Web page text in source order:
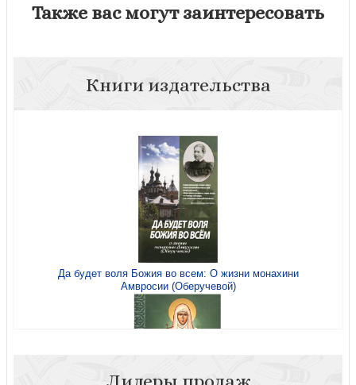
Также вас могут заинтересовать
Книги издательства
Да будет воля Божия во всем: О жизни монахини
Амвросии (Оберучевой)